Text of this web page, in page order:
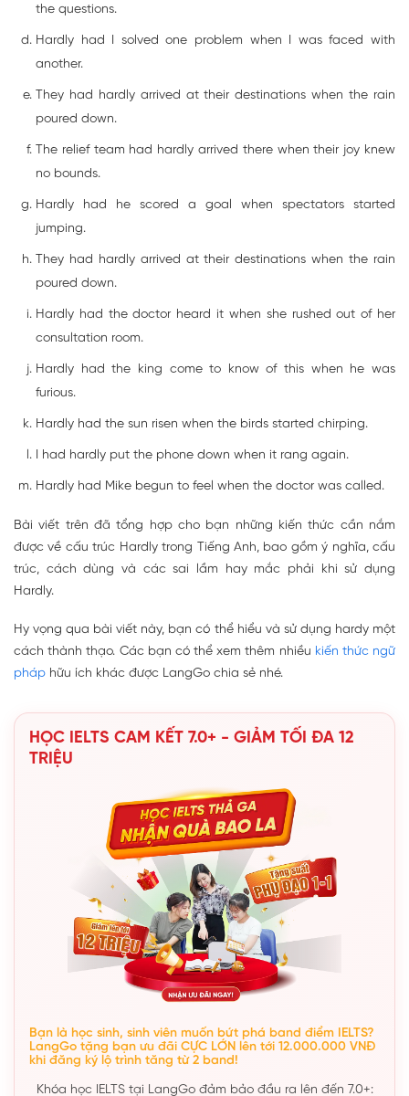
the questions.
Hardly had I solved one problem when I was faced with
another.
They had hardly arrived at their destinations when the rain
poured down.
The relief team had hardly arrived there when their joy knew
no bounds.
Hardly had he scored a goal when spectators started
jumping.
They had hardly arrived at their destinations when the rain
poured down.
Hardly had the doctor heard it when she rushed out of her
consultation room.
Hardly had the king come to know of this when he was
furious.
Hardly had the sun risen when the birds started chirping.
I had hardly put the phone down when it rang again.
Hardly had Mike begun to feel when the doctor was called.
Bài viết trên đã tổng hợp cho bạn những kiến thức cần nắm
được về cấu trúc Hardly trong Tiếng Anh, bao gồm ý nghĩa, cấu
trúc, cách dùng và các sai lầm hay mắc phải khi sử dụng
Hardly.
Hy vọng qua bài viết này, bạn có thể hiểu và sử dụng hardy một
cách thành thạo. Các bạn có thể xem thêm nhiều kiến thức ngữ
pháp hữu ích khác được LangGo chia sẻ nhé.
HỌC IELTS CAM KẾT 7.0+ - GIẢM TỐI ĐA 12
TRIỆU
Bạn là học sinh, sinh viên muốn bứt phá band điểm IELTS?
LangGo tặng bạn ưu đãi CỰC LỚN lên tới 12.000.000 VNĐ
khi đăng ký lộ trình tăng từ 2 band!
Khóa học IELTS tại LangGo đảm bảo đầu ra lên đến 7.0+: